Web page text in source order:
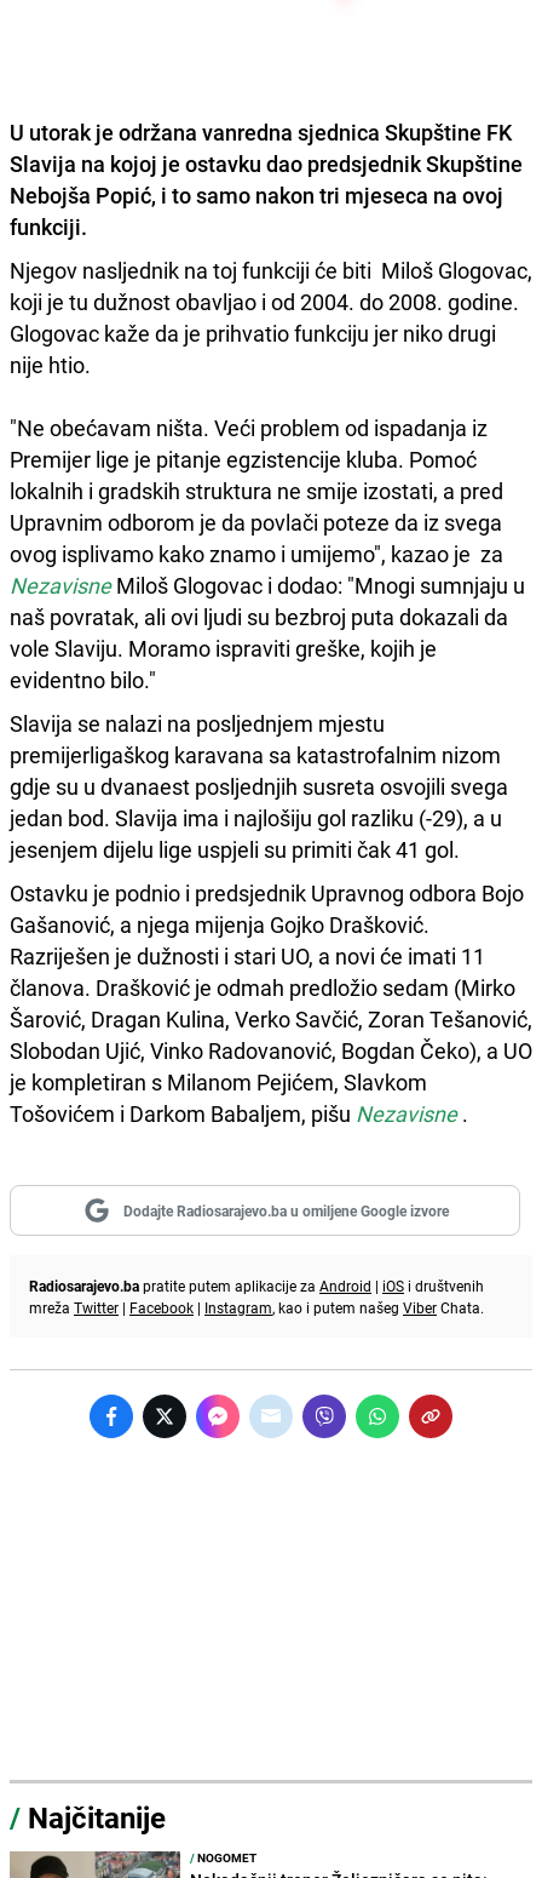
U utorak je održana vanredna sjednica Skupštine FK
Slavija na kojoj je ostavku dao predsjednik Skupštine
Nebojša Popić, i to samo nakon tri mjeseca na ovoj
funkciji.
Njegov nasljednik na toj funkciji će biti Miloš Glogovac,
koji je tu dužnost obavljao i od 2004. do 2008. godine.
Glogovac kaže da je prihvatio funkciju jer niko drugi
nije htio.
"Ne obećavam ništa. Veći problem od ispadanja iz
Premijer lige je pitanje egzistencije kluba. Pomoć
lokalnih i gradskih struktura ne smije izostati, a pred
Upravnim odborom je da povlači poteze da iz svega
ovog isplivamo kako znamo i umijemo", kazao je za
Nezavisne Miloš Glogovac i dodao: "Mnogi sumnjaju u
naš povratak, ali ovi ljudi su bezbroj puta dokazali da
vole Slaviju. Moramo ispraviti greške, kojih je
evidentno bilo."
Slavija se nalazi na posljednjem mjestu
premijerligaškog karavana sa katastrofalnim nizom
gdje su u dvanaest posljednjih susreta osvojili svega
jedan bod. Slavija ima i najlošiju gol razliku (-29), a u
jesenjem dijelu lige uspjeli su primiti čak 41 gol.
Ostavku je podnio i predsjednik Upravnog odbora Bojo
Gašanović, a njega mijenja Gojko Drašković.
Razriješen je dužnosti i stari UO, a novi će imati 11
članova. Drašković je odmah predložio sedam (Mirko
Šarović, Dragan Kulina, Verko Savčić, Zoran Tešanović,
Slobodan Ujić, Vinko Radovanović, Bogdan Čeko), a UO
je kompletiran s Milanom Pejićem, Slavkom
Tošovićem i Darkom Babaljem, pišu Nezavisne .
Dodajte Radiosarajevo.ba u omiljene Google izvore
Radiosarajevo.bapratite putem aplikacije za Android | iOS i društvenih
mreža Twitter | Facebook | Instagram, kao i putem našeg ViberChata.
/ Najčitanije
/NOGOMET